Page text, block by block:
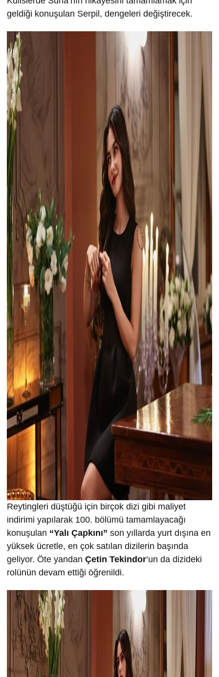
geldiği konuşulan Serpil, dengeleri değiştirecek.
Reytingleri düştüğü için birçok dizi gibi maliyet
indirimi yapılarak 100. bölümü tamamlayacağı
konuşulan “Yalı Çapkını” son yıllarda yurt dışına en
yüksek ücretle, en çok satılan dizilerin başında
geliyor. Öte yandan Çetin Tekindor’un da dizideki
rolünün devam ettiği öğrenildi.